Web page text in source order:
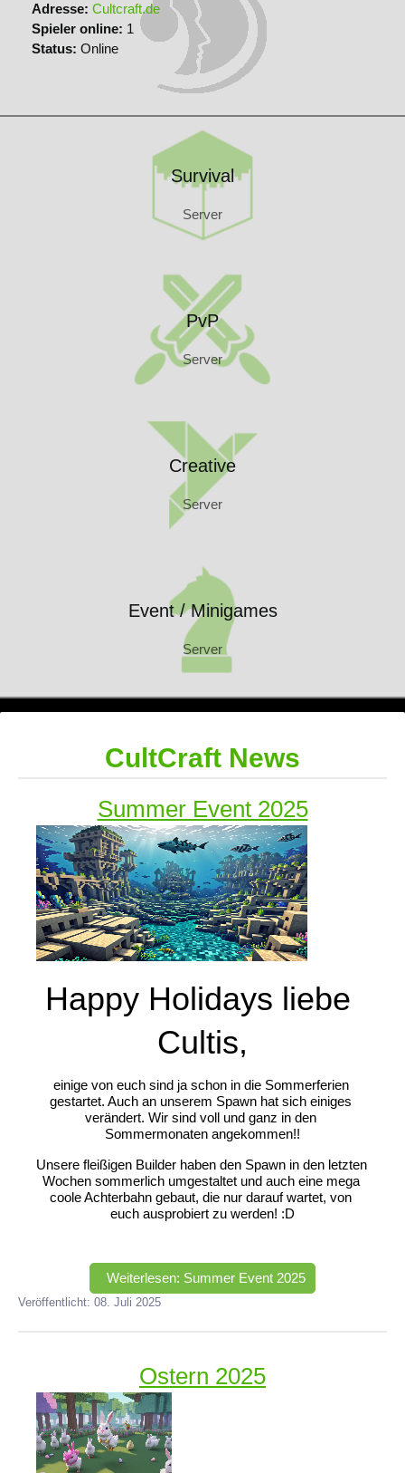
Adresse: Cultcraft.de
Spieler online: 1
Status: Online
Survival
Server
Survival
PvP
Server
Server
Creative
Server
Creative
Server
Event / Minigames
Server
Event / Minigames
Server
CultCraft News
Summer Event 2025
Happy Holidays liebe
Cultis,
einige von euch sind ja schon in die Sommerferien
gestartet. Auch an unserem Spawn hat sich einiges
verändert. Wir sind voll und ganz in den
Sommermonaten angekommen!!
Unsere fleißigen Builder haben den Spawn in den letzten
Wochen sommerlich umgestaltet und auch eine mega
coole Achterbahn gebaut, die nur darauf wartet, von
euch ausprobiert zu werden! :D
Weiterlesen: Summer Event 2025
Veröffentlicht: 08. Juli 2025
Ostern 2025